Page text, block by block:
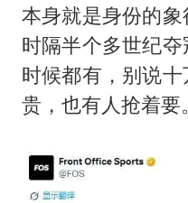
本身就是身份的
时隔半个多世纪
时候都有，别说
贵，也有人抢着要。